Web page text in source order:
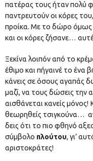
πατέρας τους ήταν πολύ
παντρευτούν οι κόρες
προίκα. Με το δώρο όμως
και οι κόρες ζήσανε…
Ξεκίνα λοιπόν από το
έθιμο και πήγαινέ το ένα
κάνεις σε όσους αγαπάς
μαζί, να τους δώσεις την
αισθάνεται κανείς
θεωρηθείς τσιγκούνα…
δεις ότι το πιο φθηνό
σύμβολο πλούτου, γι’
αριστοκράτες!